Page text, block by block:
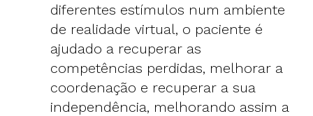
diferentes estímulos num ambiente
de realidade virtual, o paciente é
ajudado a recuperar as
competências perdidas, melhorar a
coordenação e recuperar a sua
independência, melhorando assim a